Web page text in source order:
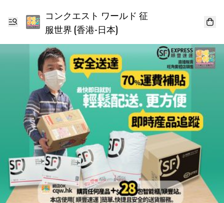
コンクエスト ワールド 征
服世界 (香港-日本)